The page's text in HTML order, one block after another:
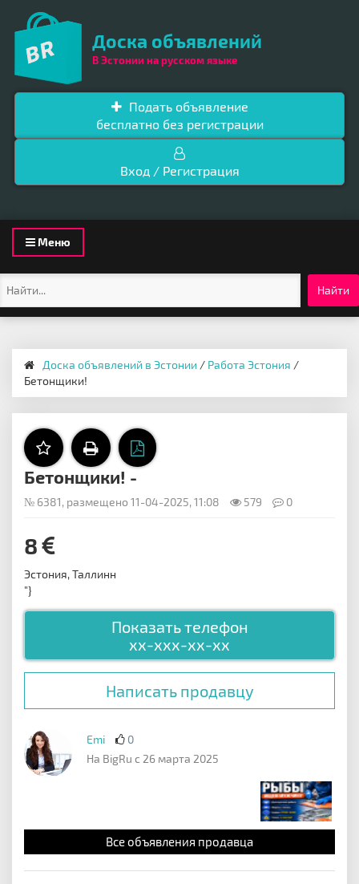
Доска объявлений
В Эстонии на русском языке
Подать объявление
бесплатно без регистрации
Вход / Регистрация
Toggle
navigation
Меню
Найти
Доска объявлений в Эстонии / Работа Эстония /
Бетонщики!
Бетонщики! -
№ 6381, размещено 11-04-2025, 11:08 579 0
8
Эстония, Таллинн
"}
Показать телефон
xx-xxx-xx-xx
Написать продавцу
Emi
0
На BigRu с 26 марта 2025
Все объявления продавца